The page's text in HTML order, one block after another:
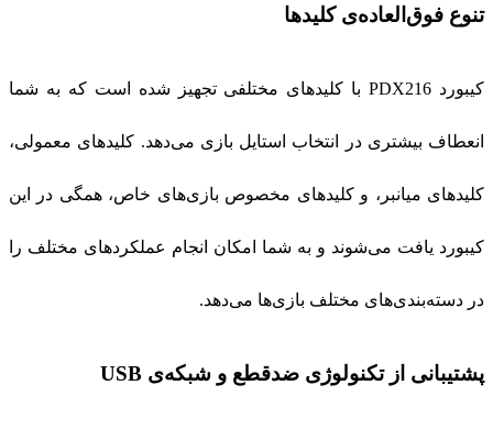
تنوع فوق‌العاده‌ی کلیدها
کیبورد PDX216 با کلیدهای مختلفی تجهیز شده است که به شما
انعطاف بیشتری در انتخاب استایل بازی می‌دهد. کلیدهای معمولی،
کلیدهای میانبر، و کلیدهای مخصوص بازی‌های خاص، همگی در این
کیبورد یافت می‌شوند و به شما امکان انجام عملکردهای مختلف را
در دسته‌بندی‌های مختلف بازی‌ها می‌دهد.
پشتیبانی از تکنولوژی ضدقطع و شبکه‌ی USB